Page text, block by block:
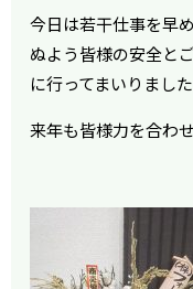
今日は若干仕事を早
ぬよう皆様の安全と
に行ってまいりました
来年も皆様力を合わ